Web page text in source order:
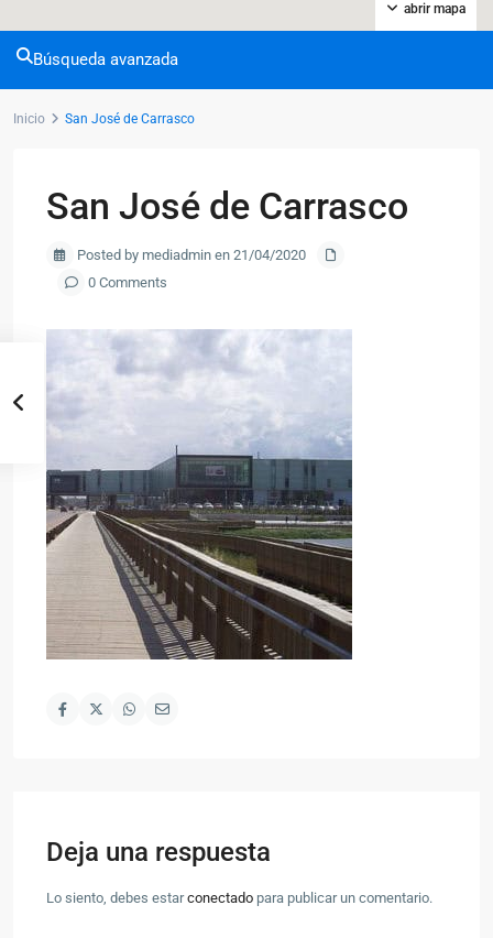
abrir mapa
Búsqueda avanzada
Inicio San José de Carrasco
San José de Carrasco
Posted by mediadmin en 21/04/2020
0 Comments
Deja una respuesta
Lo siento, debes estarconectado para publicar un comentario.